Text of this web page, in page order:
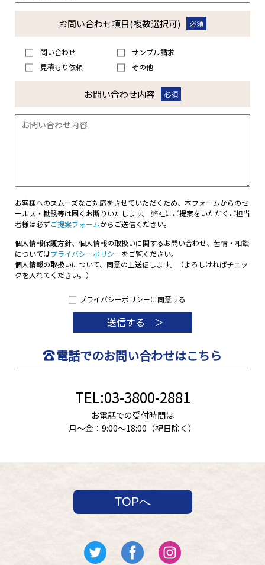
お問い合わせ項目(複数選択可) 必須
問い合わせ
サンプル請求
見積もり依頼
その他
お問い合わせ内容 必須
お客様へのスムーズなご対応をさせていただくため、本フォームからのセ
ールス・勧誘等は固くお断りいたします。 弊社にご提案をいただくご担当
者様は必ずご提案フォームからご送信ください。
個人情報保護方針、個人情報の取扱いに関するお問い合わせ、苦情・相談
についてはプライバシーポリシーをご覧ください。
個人情報の取扱いについて、同意の上送信します。（よろしければチェッ
クを入れてください。）
プライバシーポリシーに同意する
電話でのお問い合わせはこちら
TEL:03-3800-2881
お電話での受付時間は
月〜金：9:00～18:00（祝日除く）
TOPへ